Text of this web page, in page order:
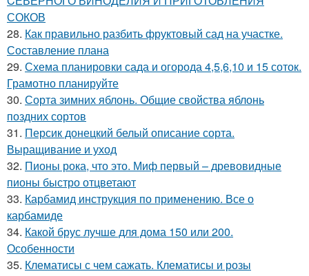
СОКОВ
28. Как правильно разбить фруктовый сад на участке.
Составление плана
29. Схема планировки сада и огорода 4,5,6,10 и 15 соток.
Грамотно планируйте
30. Сорта зимних яблонь. Общие свойства яблонь
поздних сортов
31. Персик донецкий белый описание сорта.
Выращивание и уход
32. Пионы рока, что это. Миф первый – древовидные
пионы быстро отцветают
33. Карбамид инструкция по применению. Все о
карбамиде
34. Какой брус лучше для дома 150 или 200.
Особенности
35. Клематисы с чем сажать. Клематисы и розы